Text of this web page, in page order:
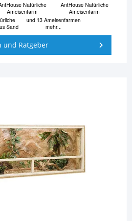
Natürliche
Ameisenfarm
AntHouse Natürliche
Ameisenfarm
Sand
und 13 Ameisenfarmen
mehr...
und Ratgeber